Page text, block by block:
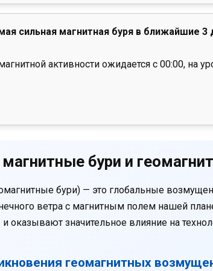
сильная магнитная буря в ближайшие 3
активности ожидается с 00:00, на
бури и
бури) — это глобальные
ветра с магнитным полем нашей
оказывают значительное влияние на
геомагнитных